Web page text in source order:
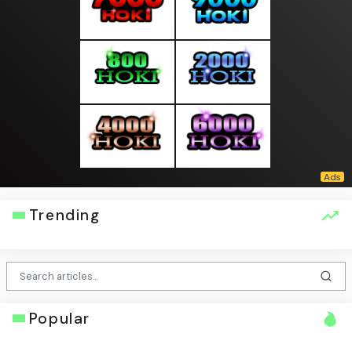
Trending
Popular